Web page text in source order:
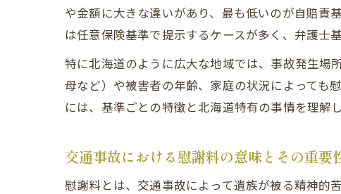
や金額に大きな違いがあり、最も低いのが自賠責
は任意保険基準で提示するケースが多く、弁護士
特に北海道のように広大な地域では、事故発生場
母など）や被害者の年齢、家庭の状況によっても
には、基準ごとの特徴と北海道特有の事情を理解
交通事故における慰謝料の意味とその重要
慰謝料とは、交通事故によって遺族が被る精神的